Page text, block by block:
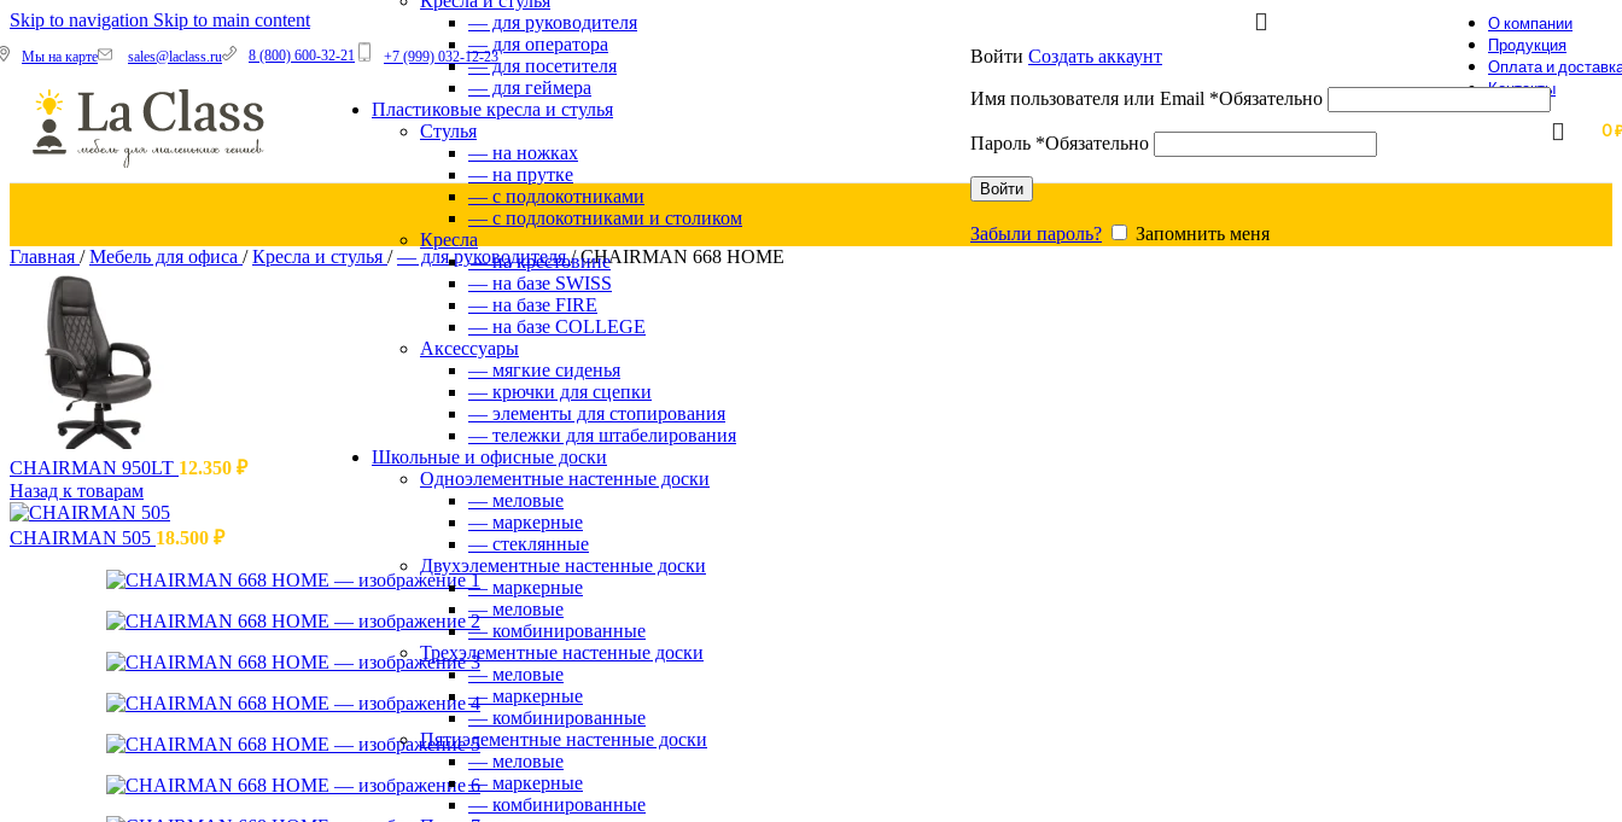
Skip to navigation Skip to main content
Мы на карте sales@laclass.ru 8 (800) 600-32-21 +7 (999) 032-12-23
О компании
Продукция
Оплата и
Контакты
— для руководителя
— для оператора
— для посетителя
— для геймера
Пластиковые кресла и стулья
Стулья
— на ножках
— на прутке
— с подлокотниками
— с подлокотниками и столиком
Кресла
— на крестовине
— на базе SWISS
— на базе FIRE
— на базе COLLEGE
Аксессуары
— мягкие сиденья
— крючки для сцепки
— элементы для стопирования
— тележки для штабелирования
Школьные и офисные доски
Одноэлементные настенные доски
— меловые
— маркерные
— стеклянные
Двухэлементные настенные доски
— маркерные
— меловые
— комбинированные
Трехэлементные настенные доски
— меловые
— маркерные
— комбинированные
Пятиэлементные настенные доски
— меловые
— маркерные
— комбинированные
Войти Создать аккаунт
Имя пользователя или Email *Обязательно
Пароль *Обязательно
Войти
Забыли пароль? Запомнить меня
0
Стулья
• на ножках
• на прутке
• с подлокотниками
• с подлокотниками и столиком
• на ножках
Кресла
• на крестовине
• на базе SWISS
• на базе FIRE
• на базе COLLEGE
Аксессуары
• мягкие сиденья
• крючки для сцепки
• тележки для штабелирования
Главная / Мебель для офиса / Кресла и стулья / — для руководителя/ CHAIRMAN 668 HOME
CHAIRMAN 950LT 12.350 ₽
Назад к товарам
CHAIRMAN 505 18.500 ₽